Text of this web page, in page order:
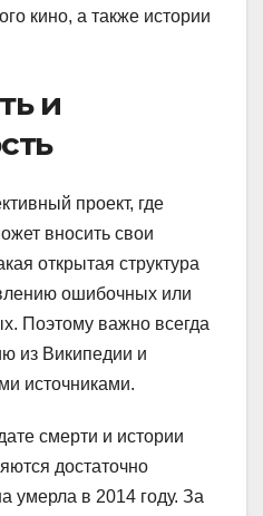
кино, а также истории
и
проект, где
вносить свои
открытая структура
ошибочных или
Поэтому важно всегда
из Википедии и
источниками.
смерти и истории
достаточно
умерла в 2014 году. За